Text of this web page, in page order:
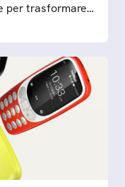
per trasformare